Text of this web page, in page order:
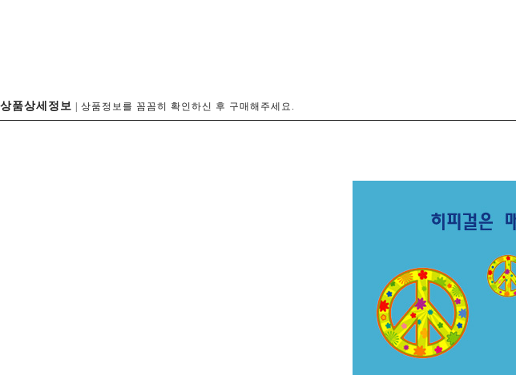
상품상세정보 | 상품정보를 꼼꼼히 확인하신 후 구매해주세요.